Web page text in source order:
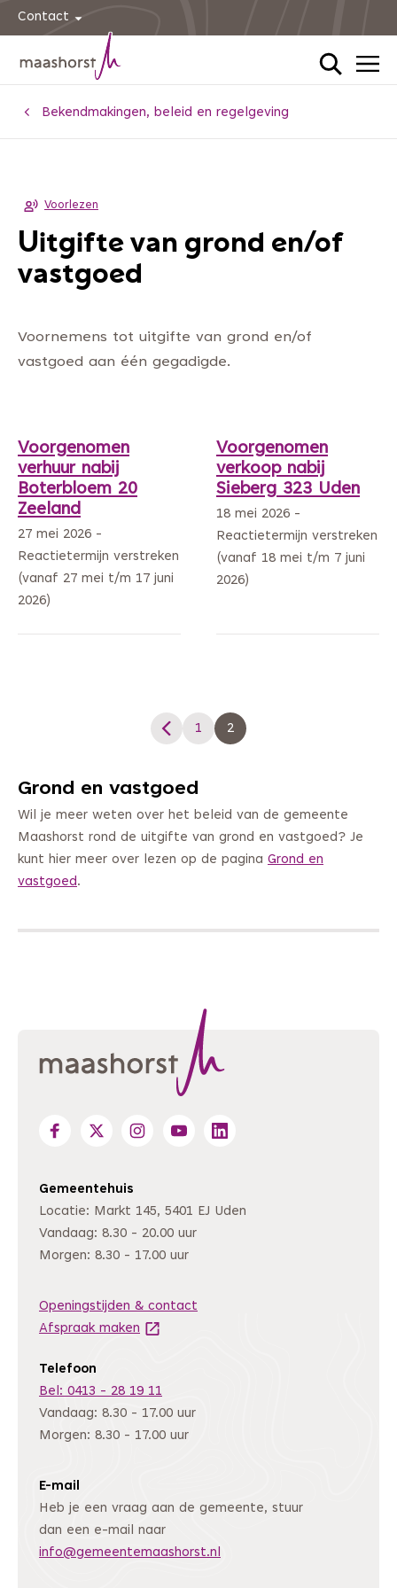
Contact
HomeBekendmakingen, beleid en regelgeving
Voorlezen
Uitgifte van grond en/of
vastgoed
Voornemens tot uitgifte van grond en/of
vastgoed aan één gegadigde.
Voorgenomen
verhuur nabij
Boterbloem 20
Zeeland
27 mei 2026 -
Reactietermijn verstreken
(vanaf 27 mei t/m 17 juni
2026)
Voorgenomen
verkoop nabij
Sieberg 323 Uden
18 mei 2026 -
Reactietermijn verstreken
(vanaf 18 mei t/m 7 juni
2026)
Pagina
1 2
Grond en vastgoed
Wil je meer weten over het beleid van de gemeente
Maashorst rond de uitgifte van grond en vastgoed? Je
kunt hier meer over lezen op de pagina Grond en
vastgoed.
Gemeentehuis
Locatie: Markt 145, 5401 EJ Uden
Vandaag: 8.30 - 20.00 uur
Morgen: 8.30 - 17.00 uur
Openingstijden & contact
Afspraak maken (Deze link gaat naar een andere
Telefoon
Bel: 0413 - 28 19 11
Vandaag: 8.30 - 17.00 uur
Morgen: 8.30 - 17.00 uur
E-mail
Heb je een vraag aan de gemeente, stuur
dan een e-mail naar
info@gemeentemaashorst.nl